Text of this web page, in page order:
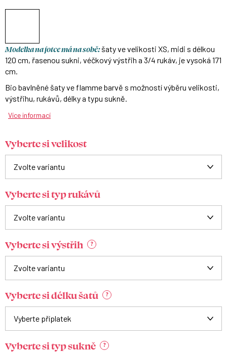
Modelka na fotce má na sobě:šaty ve velikosti XS, midi s délkou
120 cm, řasenou sukni, véčkový výstřih a 3/4 rukáv, je vysoká 171
cm.
Bio bavlněné šaty ve flamme barvě s možností výběru velikosti,
výstřihu, rukávů, délky a typu sukně.
Více informací
Vyberte si velikost
Vyberte si typ rukávů
Vyberte si výstřih ?
Vyberte si délku šatů ?
Vyberte si typ sukně ?